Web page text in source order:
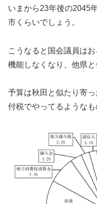
いまから23年後の2045
市くらいでしょう。
こうなると国会議員は
機能しなくなり、他県と
予算は秋田と似たり寄
付税でやってるようなも